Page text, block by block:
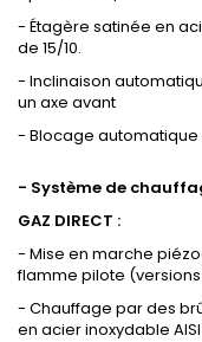
- Étagère satinée en
de 15/10.
- Inclinaison
un axe avant
- Blocage automatique
- Système de
GAZ DIRECT :
- Mise en marche
flamme pilote (versions
- Chauffage par des
en acier inoxydable